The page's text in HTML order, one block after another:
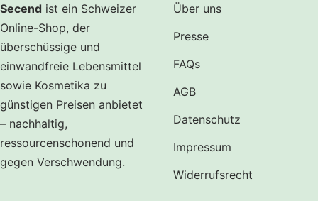
Secend ist ein Schweizer
Online-Shop, der
überschüssige und
einwandfreie Lebensmittel
sowie Kosmetika zu
günstigen Preisen anbietet
– nachhaltig,
ressourcenschonend und
gegen Verschwendung.
Über uns
Presse
FAQs
AGB
Datenschutz
Impressum
Widerrufsrecht